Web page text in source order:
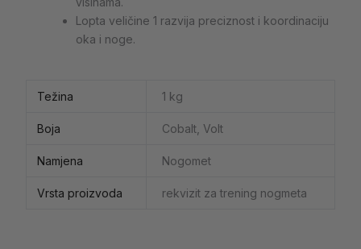
Lopta veličine 1 razvija preciznost i koordinaciju
oka i noge.
Težina 1 kg
Boja Cobalt, Volt
Namjena Nogomet
Vrsta proizvoda rekvizit za trening nogmeta